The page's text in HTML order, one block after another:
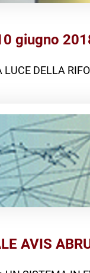
giugno
DELLA
AVIS